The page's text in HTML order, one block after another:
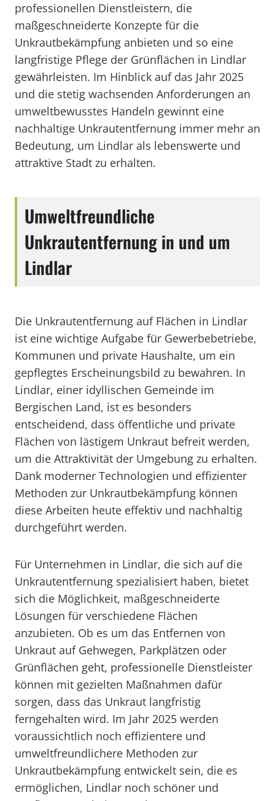
professionellen Dienstleistern, die
maßgeschneiderte Konzepte für die
Unkrautbekämpfung anbieten und so eine
langfristige Pflege der Grünflächen in Lindlar
gewährleisten. Im Hinblick auf das Jahr 2025
und die stetig wachsenden Anforderungen an
umweltbewusstes Handeln gewinnt eine
nachhaltige Unkrautentfernung immer mehr an
Bedeutung, um Lindlar als lebenswerte und
attraktive Stadt zu erhalten.
Umweltfreundliche
Unkrautentfernung in und um
Lindlar
Die Unkrautentfernung auf Flächen in Lindlar
ist eine wichtige Aufgabe für Gewerbebetriebe,
Kommunen und private Haushalte, um ein
gepflegtes Erscheinungsbild zu bewahren. In
Lindlar, einer idyllischen Gemeinde im
Bergischen Land, ist es besonders
entscheidend, dass öffentliche und private
Flächen von lästigem Unkraut befreit werden,
um die Attraktivität der Umgebung zu erhalten.
Dank moderner Technologien und effizienter
Methoden zur Unkrautbekämpfung können
diese Arbeiten heute effektiv und nachhaltig
durchgeführt werden.
Für Unternehmen in Lindlar, die sich auf die
Unkrautentfernung spezialisiert haben, bietet
sich die Möglichkeit, maßgeschneiderte
Lösungen für verschiedene Flächen
anzubieten. Ob es um das Entfernen von
Unkraut auf Gehwegen, Parkplätzen oder
Grünflächen geht, professionelle Dienstleister
können mit gezielten Maßnahmen dafür
sorgen, dass das Unkraut langfristig
ferngehalten wird. Im Jahr 2025 werden
voraussichtlich noch effizientere und
umweltfreundlichere Methoden zur
Unkrautbekämpfung entwickelt sein, die es
ermöglichen, Lindlar noch schöner und